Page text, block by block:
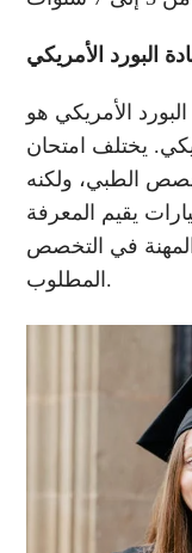
البورد الأمريكي
الأمريكي هو
يختلف امتحان
الطبي، ولكنه
يقيم المعرفة
المهنة في التخصص
المطلوب.